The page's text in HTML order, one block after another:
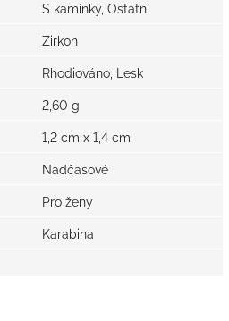
S kamínky, Ostatní
Zirkon
Rhodiováno, Lesk
2,60 g
1,2 cm x 1,4 cm
Nadčasové
Pro ženy
Karabina